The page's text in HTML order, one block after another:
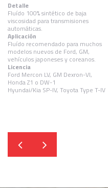
Detalle
Fluído 100% sintético de baja
viscosidad para transmisiones
automáticas.
Aplicación
Fluído recomendado para muchos
modelos nuevos de Ford, GM,
vehículos japoneses y coreanos.
Licencia
Ford Mercon LV, GM Dexron-VI,
Honda Z1 o DW-1
Hyundai/Kia SP-IV, Toyota Type T-IV